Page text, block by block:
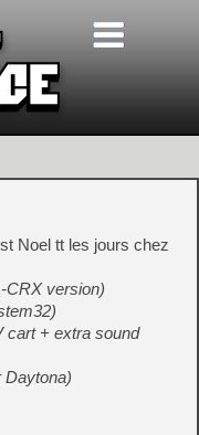
Noel tt les jours chez
CRX version)
cart + extra sound
Daytona)